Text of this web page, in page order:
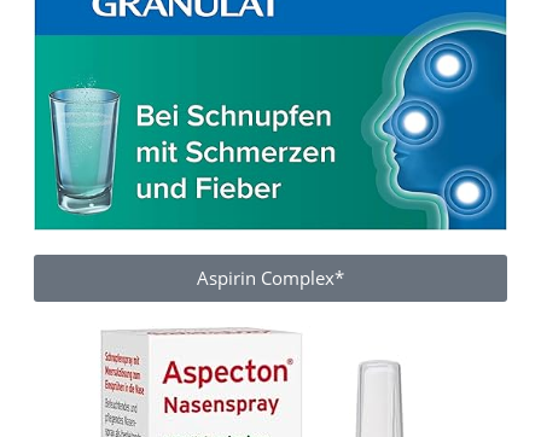
Aspirin Complex*